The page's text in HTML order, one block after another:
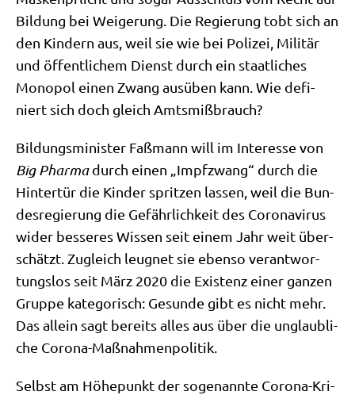
Bil­dung bei Wei­ge­rung. Die Regie­rung tobt sich an
den Kin­dern aus, weil sie wie bei Poli­zei, Mili­tär
und öffent­li­chem Dienst durch ein staat­li­ches
Mono­pol einen Zwang aus­üben kann. Wie defi­
niert sich doch gleich Amtsmißbrauch?
Bil­dungs­mi­ni­ster Faß­mann will im Inter­es­se von
Big Phar­madurch einen „Impf­zwang“ durch die
Hin­ter­tür die Kin­der sprit­zen las­sen, weil die Bun­
des­re­gie­rung die Gefähr­lich­keit des Coro­na­vi­rus
wider bes­se­res Wis­sen seit einem Jahr weit über­
schätzt. Zugleich leug­net sie eben­so ver­ant­wor­
tungs­los seit März 2020 die Exi­stenz einer gan­zen
Grup­pe kate­go­risch: Gesun­de gibt es nicht mehr.
Das allein sagt bereits alles aus über die unglaub­li­
che Corona-Maßnahmenpolitik.
Selbst am Höhe­punkt der soge­nann­te Coro­na-Kri­